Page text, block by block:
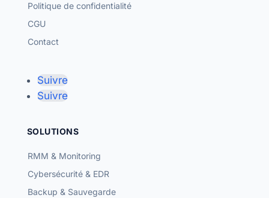
Politique de confidentialité
CGU
Contact
Suivre
Suivre
SOLUTIONS
RMM & Monitoring
Cybersécurité & EDR
Backup & Sauvegarde